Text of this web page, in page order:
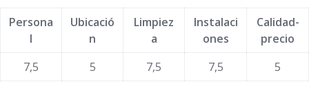
Persona
l
Ubicació
n
Limpiez
a
Instalaci
ones
Calidad-
precio
7,5
5 7,5 7,5 5